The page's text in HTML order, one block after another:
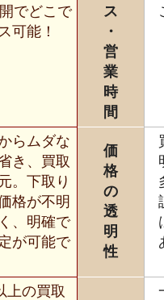
でどこで
可能！
ス
・
営
業
時
間
らムダな
き、買取
。下取り
格が不明
、明確で
が可能で
価
格
の
透
明
性
上の買取